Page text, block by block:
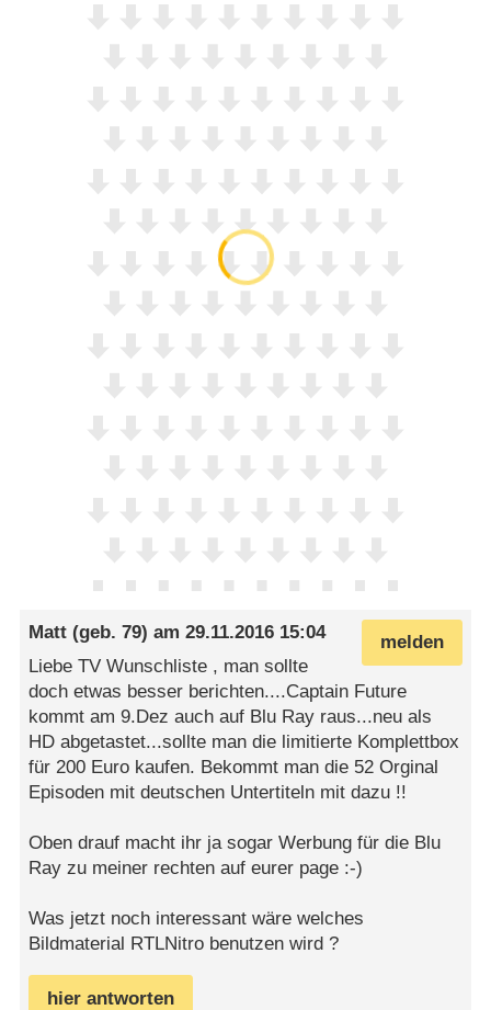
melden
Matt (geb. 79) am29.11.2016 15:04
Liebe TV Wunschliste , man sollte
doch etwas besser berichten....Captain Future
kommt am 9.Dez auch auf Blu Ray raus...neu als
HD abgetastet...sollte man die limitierte Komplettbox
für 200 Euro kaufen. Bekommt man die 52 Orginal
Episoden mit deutschen Untertiteln mit dazu !!
Oben drauf macht ihr ja sogar Werbung für die Blu
Ray zu meiner rechten auf eurer page :-)
Was jetzt noch interessant wäre welches
Bildmaterial RTLNitro benutzen wird ?
hier antworten